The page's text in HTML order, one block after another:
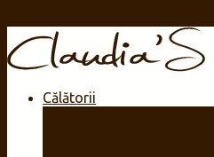
Călătorii